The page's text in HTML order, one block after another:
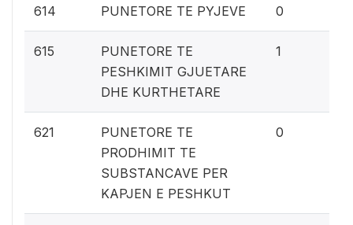
614 PUNETORE TE PYJEVE 0
615
PUNETORE TE
PESHKIMIT GJUETARE
DHE KURTHETARE
1
621
PUNETORE TE
PRODHIMIT TE
SUBSTANCAVE PER
KAPJEN E PESHKUT
0